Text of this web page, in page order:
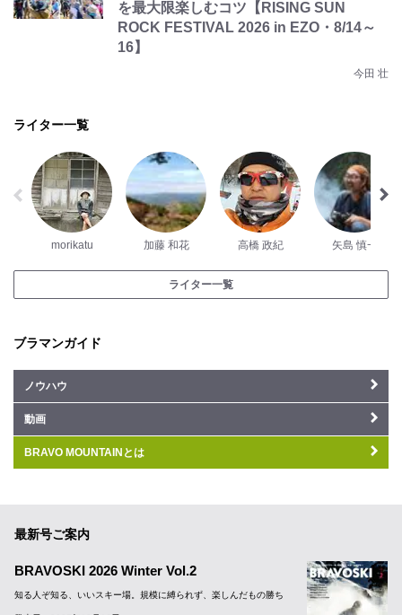
を最大限楽しむコツ【RISING SUN
ROCK FESTIVAL 2026 in EZO・8/14～
16】
今田 壮
ライター一覧
morikatu 加藤 和花 高橋 政紀 矢島 慎一
ライター一覧
ブラマンガイド
ノウハウ
動画
BRAVO MOUNTAINとは
最新号ご案内
BRAVOSKI 2026 Winter Vol.2
知る人ぞ知る、いいスキー場。規模に縛られず、楽しんだもの勝ち